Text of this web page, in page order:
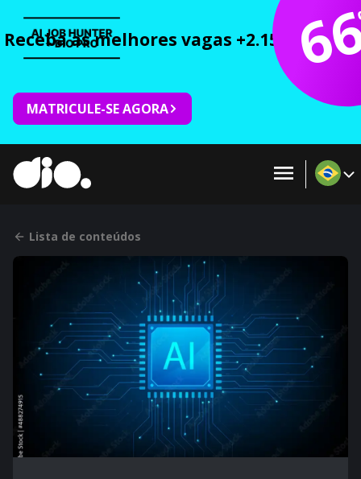
Receba as melhores vagas +2.150 cursos
MATRICULE-SE AGORA
Lista de conteúdos